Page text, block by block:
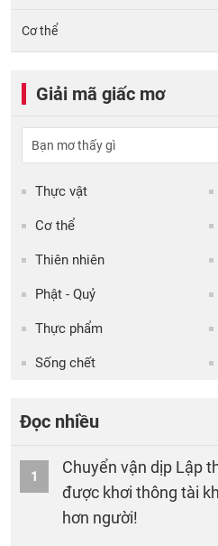
Cơ thể
Giải mã giấc mơ
Thực vật
Cơ thể
Thiên nhiên
Phật - Quỷ
Thực phẩm
Sống chết
Đọc nhiều
1
Chuyển vận dịp Lập
được khơi thông tài
hơn người!